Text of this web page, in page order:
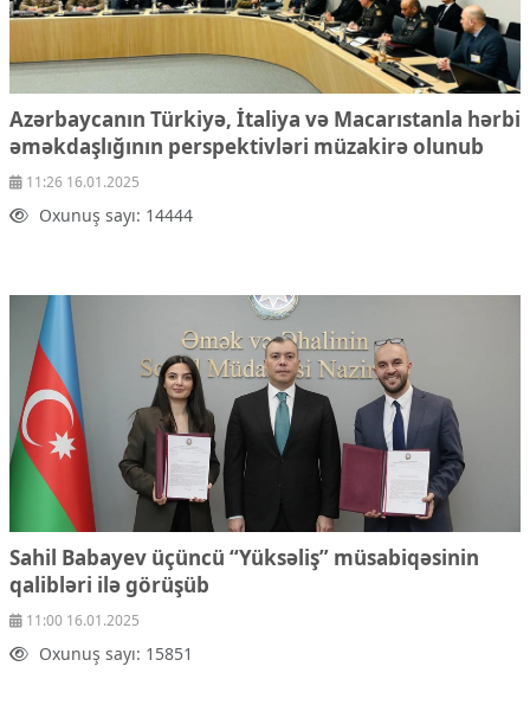
Azərbaycanın Türkiyə, İtaliya və Macarıstanla hərbi
əməkdaşlığının perspektivləri müzakirə olunub
11:26 16.01.2025
Oxunuş sayı: 14444
Sahil Babayev üçüncü “Yüksəliş” müsabiqəsinin
qalibləri ilə görüşüb
11:00 16.01.2025
Oxunuş sayı: 15851